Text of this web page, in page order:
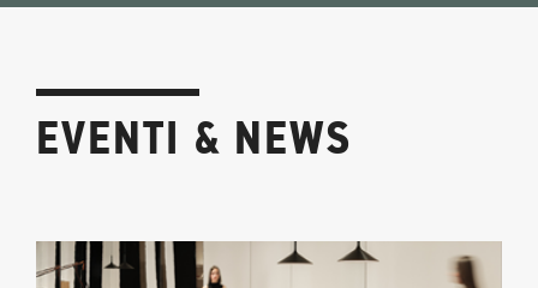
EVENTI & NEWS